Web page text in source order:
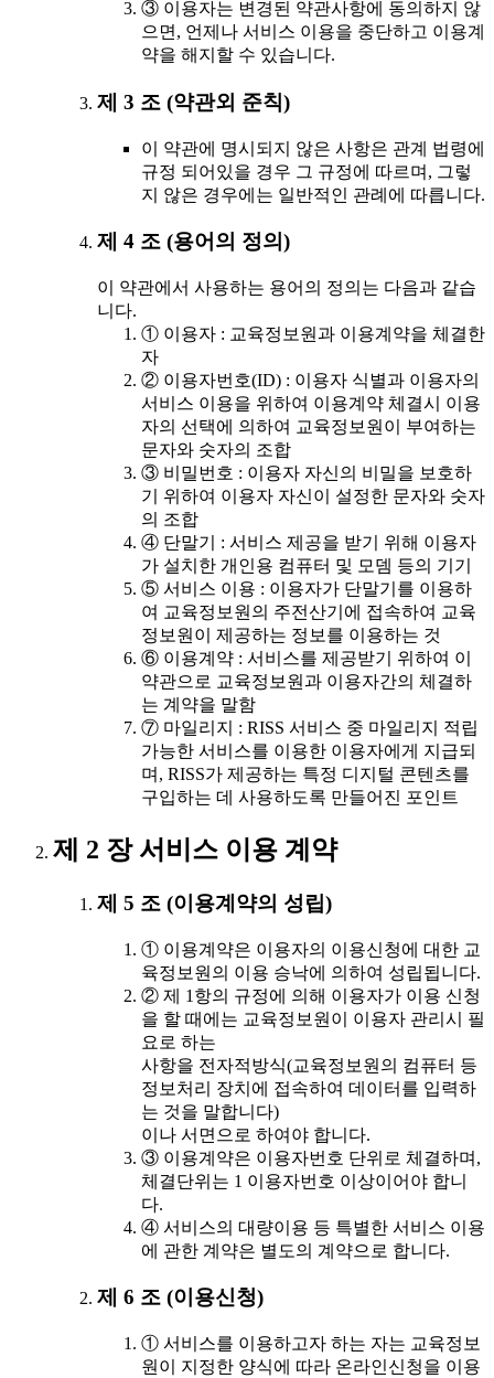
③ 이용자는 변경된 약관사항에 동의하지 않
으면, 언제나 서비스 이용을 중단하고 이용계
약을 해지할 수 있습니다.
제 3 조 (약관외 준칙)
이 약관에 명시되지 않은 사항은 관계 법령에
규정 되어있을 경우 그 규정에 따르며, 그렇
지 않은 경우에는 일반적인 관례에 따릅니다.
제 4 조 (용어의 정의)
이 약관에서 사용하는 용어의 정의는 다음과 같습
니다.
① 이용자 : 교육정보원과 이용계약을 체결한
자
② 이용자번호(ID) : 이용자 식별과 이용자의
서비스 이용을 위하여 이용계약 체결시 이용
자의 선택에 의하여 교육정보원이 부여하는
문자와 숫자의 조합
③ 비밀번호 : 이용자 자신의 비밀을 보호하
기 위하여 이용자 자신이 설정한 문자와 숫자
의 조합
④ 단말기 : 서비스 제공을 받기 위해 이용자
가 설치한 개인용 컴퓨터 및 모뎀 등의 기기
⑤ 서비스 이용 : 이용자가 단말기를 이용하
여 교육정보원의 주전산기에 접속하여 교육
정보원이 제공하는 정보를 이용하는 것
⑥ 이용계약 : 서비스를 제공받기 위하여 이
약관으로 교육정보원과 이용자간의 체결하
는 계약을 말함
⑦ 마일리지 : RISS 서비스 중 마일리지 적립
가능한 서비스를 이용한 이용자에게 지급되
며, RISS가 제공하는 특정 디지털 콘텐츠를
구입하는 데 사용하도록 만들어진 포인트
제 2 장 서비스 이용 계약
제 5 조 (이용계약의 성립)
① 이용계약은 이용자의 이용신청에 대한 교
육정보원의 이용 승낙에 의하여 성립됩니다.
② 제 1항의 규정에 의해 이용자가 이용 신청
을 할 때에는 교육정보원이 이용자 관리시 필
요로 하는
사항을 전자적방식(교육정보원의 컴퓨터 등
정보처리 장치에 접속하여 데이터를 입력하
는 것을 말합니다)
이나 서면으로 하여야 합니다.
③ 이용계약은 이용자번호 단위로 체결하며,
체결단위는 1 이용자번호 이상이어야 합니
다.
④ 서비스의 대량이용 등 특별한 서비스 이용
에 관한 계약은 별도의 계약으로 합니다.
제 6 조 (이용신청)
① 서비스를 이용하고자 하는 자는 교육정보
원이 지정한 양식에 따라 온라인신청을 이용